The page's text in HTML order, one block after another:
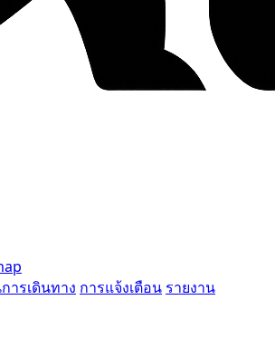
ารเดินทาง การแจ้งเตือน รายงาน